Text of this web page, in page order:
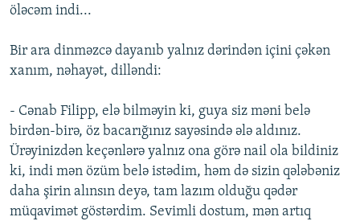
öləcəm indi...
Bir ara dinməzcə dayanıb yalnız dərindən içini çəkən
xanım, nəhayət, dilləndi:
- Cənab Filipp, elə bilməyin ki, guya siz məni belə
birdən-birə, öz bacarığınız sayəsində ələ aldınız.
Ürəyinizdən keçənlərə yalnız ona görə nail ola bildiniz
ki, indi mən özüm belə istədim, həm də sizin qələbəniz
daha şirin alınsın deyə, tam lazım olduğu qədər
müqavimət göstərdim. Sevimli dostum, mən artıq